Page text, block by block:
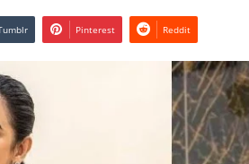
Pinterest Reddit